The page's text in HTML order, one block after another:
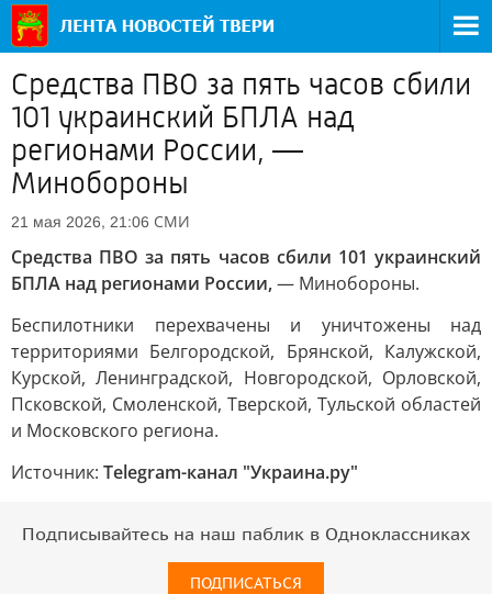
Средства ПВО за пять часов сбили
101 украинский БПЛА над
регионами России, —
Минобороны
21 мая 2026, 21:06 СМИ
Средства ПВО за пять часов сбили 101 украинский
БПЛА над регионами России,— Минобороны.
Беспилотники перехвачены и уничтожены над
территориями Белгородской, Брянской, Калужской,
Курской, Ленинградской, Новгородской, Орловской,
Псковской, Смоленской, Тверской, Тульской областей
и Московского региона.
Источник: Telegram-канал "Украина.ру"
Подписывайтесь на наш паблик в Одноклассниках
ПОДПИСАТЬСЯ